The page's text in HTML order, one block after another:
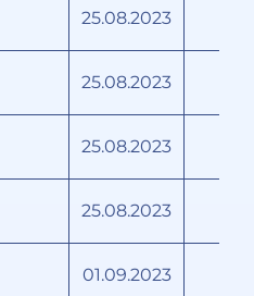
25.08.2023
25.08.2023
25.08.2023
25.08.2023
01.09.2023